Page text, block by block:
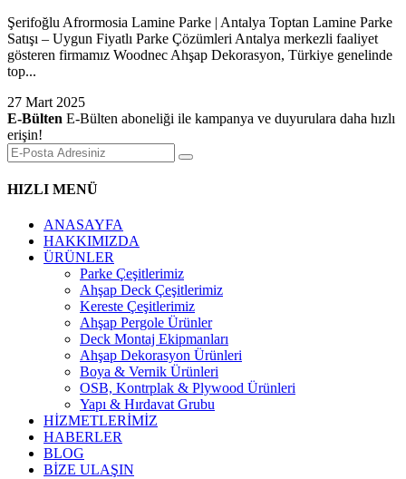
Şerifoğlu Afrormosia Lamine Parke | Antalya Toptan Lamine Parke
Satışı – Uygun Fiyatlı Parke Çözümleri Antalya merkezli faaliyet
gösteren firmamız Woodnec Ahşap Dekorasyon, Türkiye genelinde
top...
27 Mart 2025
E-Bülten E-Bülten aboneliği ile kampanya ve duyurulara daha hızlı
erişin!
HIZLI MENÜ
ANASAYFA
HAKKIMIZDA
ÜRÜNLER
Parke Çeşitlerimiz
Ahşap Deck Çeşitlerimiz
Kereste Çeşitlerimiz
Ahşap Pergole Ürünler
Deck Montaj Ekipmanları
Ahşap Dekorasyon Ürünleri
Boya & Vernik Ürünleri
OSB, Kontrplak & Plywood Ürünleri
Yapı & Hırdavat Grubu
HİZMETLERİMİZ
HABERLER
BLOG
BİZE ULAŞIN